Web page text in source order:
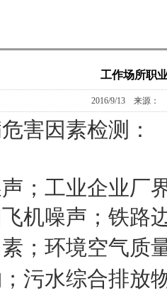
工作场所职
2016/9/13 来源：
害因素检测：
；工业企业厂
机噪声；铁路
； 环境空气质
污水综合排放